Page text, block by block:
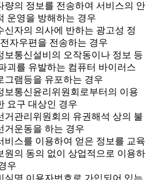
량의 정보를 전송하여 서비스의 안
운영을 방해하는 경우
신자의 의사에 반하는 광고성 정
자우편을 전송하는 경우
보통신설비의 오작동이나 정보 등
괴를 유발하는 컴퓨터 바이러스
그램등을 유포하는 경우
보통신윤리위원회로부터의 이용
요구 대상인 경우
거관리위원회의 유권해석 상의 불
거운동을 하는 경우
비스를 이용하여 얻은 정보를 교육
원의 동의 없이 상업적으로 이용하
우